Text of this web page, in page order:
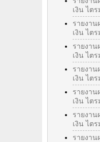
เงิน ไต
รายงาน
เงิน ไต
รายงาน
เงิน ไต
รายงาน
เงิน ไต
รายงาน
เงิน ไต
รายงาน
เงิน ไต
รายงาน